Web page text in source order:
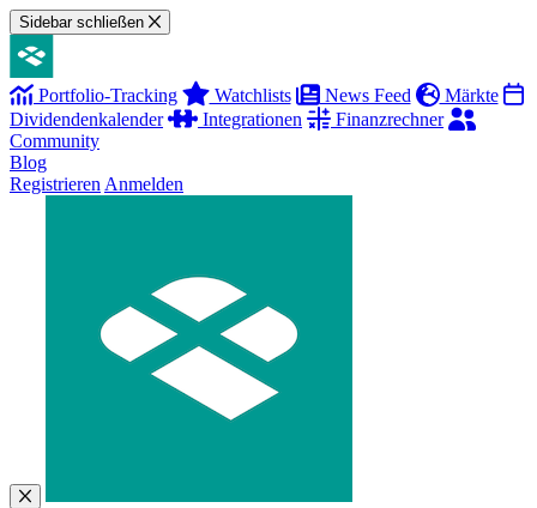
Sidebar schließen
Portfolio-Tracking Watchlists News Feed
Märkte
Dividendenkalender
Integrationen
Finanzrechner
Community
Blog
Registrieren Anmelden